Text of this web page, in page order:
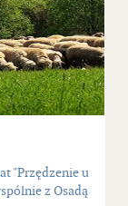
"Przędzenie u
z Osadą